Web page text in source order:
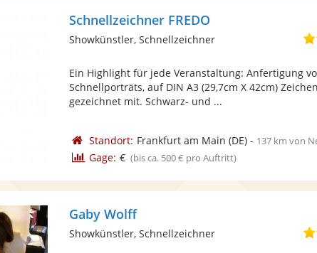
Schnellzeichner FREDO
Showkünstler, Schnellzeichner
Ein Highlight für jede Veranstaltung: Anfertigung
Schnellporträts, auf DIN A3 (29,7cm X 42cm)
gezeichnet mit. Schwarz- und ...
Standort: Frankfurt am Main (DE)- 137 km von
Gage: € (bis ca. 500 € pro Auftritt)
Gaby Wolff
Showkünstler, Schnellzeichner